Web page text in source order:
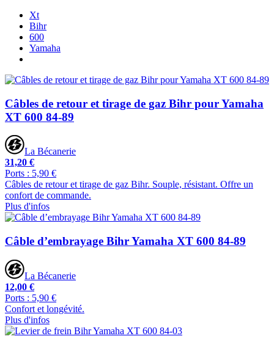
Xt
Bihr
600
Yamaha
Câbles de retour et tirage de gaz Bihr pour Yamaha
XT 600 84-89
La Bécanerie
31,20 €
Ports : 5,90 €
Câbles de retour et tirage de gaz Bihr. Souple, résistant. Offre un
confort de commande.
Plus d'infos
Câble d’embrayage Bihr Yamaha XT 600 84-89
La Bécanerie
12,00 €
Ports : 5,90 €
Confort et longévité.
Plus d'infos